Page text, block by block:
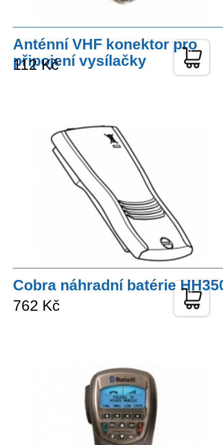
Anténní VHF konektor pro
připojení vysílačky
112 Kč
Cobra náhradní batérie
762 Kč